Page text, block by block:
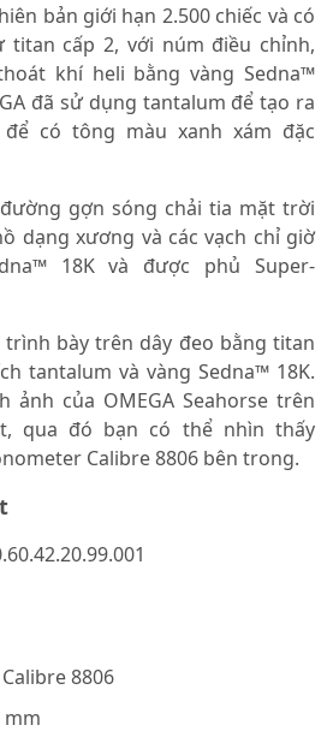
bản giới hạn 2.500 chiếc và có
titan cấp 2, với núm điều chỉnh,
khí heli bằng vàng Sedna™
đã sử dụng tantalum để tạo ra
có tông màu xanh xám đặc
gợn sóng chải tia mặt trời
dạng xương và các vạch chỉ giờ
18K và được phủ Super-
bày trên dây đeo bằng titan
tantalum và vàng Sedna™ 18K.
ảnh của OMEGA Seahorse trên
qua đó bạn có thể nhìn thấy
Calibre 8806 bên trong.
8806
mm